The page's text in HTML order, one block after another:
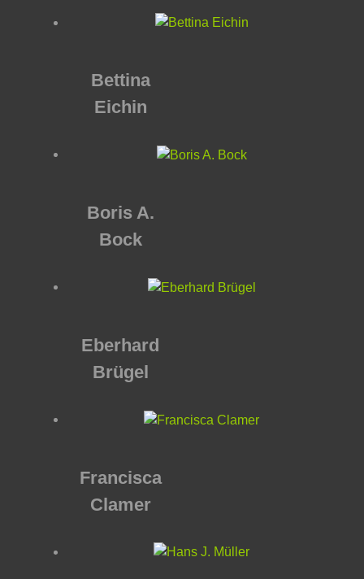
Bettina
Eichin
Boris A.
Bock
Eberhard
Brügel
Francisca
Clamer